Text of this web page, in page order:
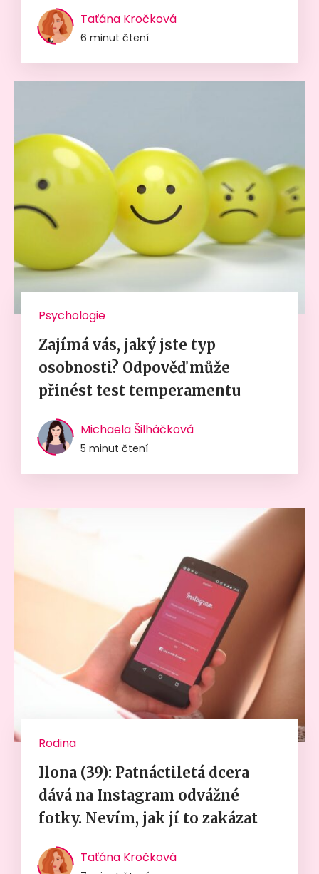
Taťána Kročková
6 minut čtení
Psychologie
Zajímá vás, jaký jste typ
osobnosti? Odpověď může
přinést test temperamentu
Michaela Šilháčková
5 minut čtení
Rodina
Ilona (39): Patnáctiletá dcera
dává na Instagram odvážné
fotky. Nevím, jak jí to zakázat
Taťána Kročková